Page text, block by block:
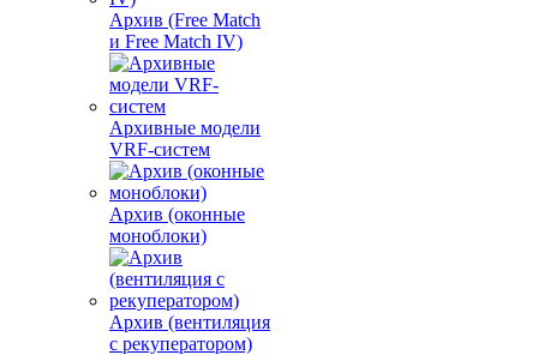
Архив (Free Match
и Free Match IV)
Архивные модели
VRF-систем
Архив (оконные
моноблоки)
Архив (вентиляция
с рекуператором)